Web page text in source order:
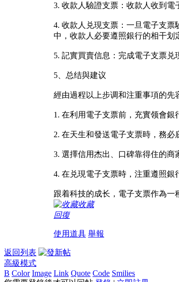
3. 收款人驗證支票：收款人收到電
4. 收款人兑現支票：一旦電子支
中，收款人必要遵照銀行的相干划
5. 記實買賣信息：完成電子支票
5、总结與建议
經由過程以上步调和注重事項的先
1. 在利用電子支票前，充實领會銀
2. 在天生和發送電子支票時，務必
3. 選擇信用杰出、口碑靠得住的商
4. 在兑現電子支票時，注重遵照銀
跟着科技的成长，電子支票作為一
收藏
回復
使用道具 舉報
返回列表
高級模式
B Color Image Link Quote Code Smilies